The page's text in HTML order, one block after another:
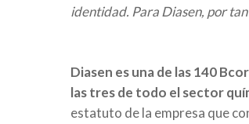
identidad. Para Diasen, por
Diasen es una de las 140
las tres de todo el sector
estatuto de la empresa que